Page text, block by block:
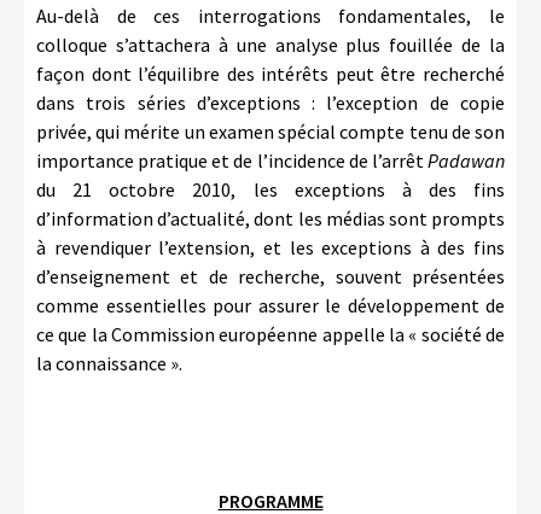
Au-delà de ces interrogations fondamentales, le
colloque s’attachera à une analyse plus fouillée de la
façon dont l’équilibre des intérêts peut être recherché
dans trois séries d’exceptions : l’exception de copie
privée, qui mérite un examen spécial compte tenu de son
importance pratique et de l’incidence de l’arrêtPadawan
du 21 octobre 2010, les exceptions à des fins
d’information d’actualité, dont les médias sont prompts
à revendiquer l’extension, et les exceptions à des fins
d’enseignement et de recherche, souvent présentées
comme essentielles pour assurer le développement de
ce que la Commission européenne appelle la « société de
la connaissance ».
PROGRAMME